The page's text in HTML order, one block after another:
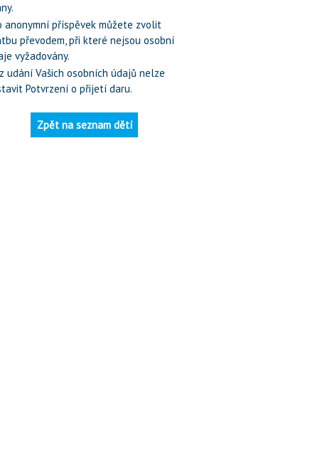
anonymní příspěvek můžete zvolit
převodem, při které nejsou osobní
vyžadovány.
udání Vašich osobních údajů nelze
Potvrzení o přijetí daru.
Zpět na seznam dětí